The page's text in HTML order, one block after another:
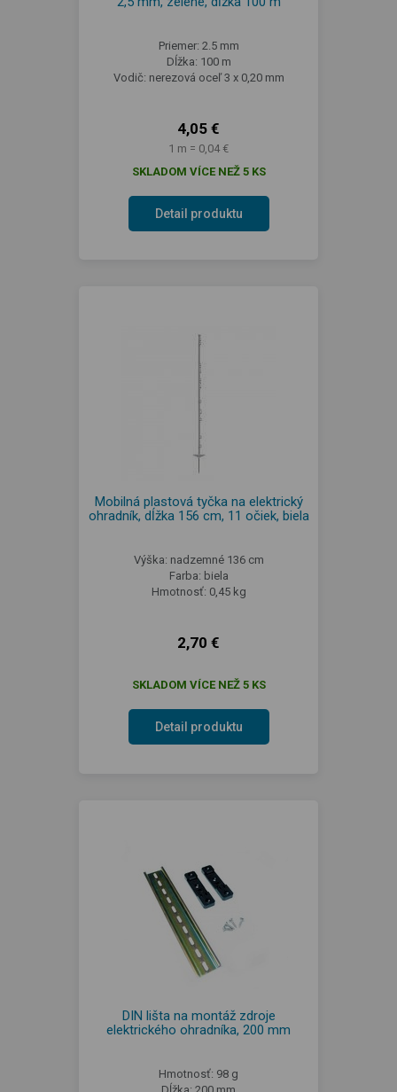
Priemer: 2.5 mm
Dĺžka: 100 m
Vodič: nerezová oceľ 3 x 0,20 mm
4,05 €
1 m = 0,04 €
SKLADOM VÍCE NEŽ 5 KS
Detail produktu
Mobilná plastová tyčka na elektrický
ohradník, dĺžka 156 cm, 11 očiek, biela
Výška: nadzemné 136 cm
Farba: biela
Hmotnosť: 0,45 kg
2,70 €
SKLADOM VÍCE NEŽ 5 KS
Detail produktu
DIN lišta na montáž zdroje
elektrického ohradníka, 200 mm
Hmotnosť: 98 g